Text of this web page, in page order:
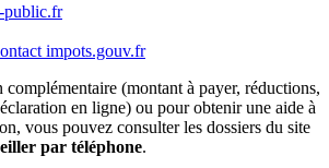
public.fr
impots.gouv.fr
(montant à payer, réductions,
en ligne) ou pour obtenir une aide à
vous pouvez consulter les dossiers du site
par téléphone.